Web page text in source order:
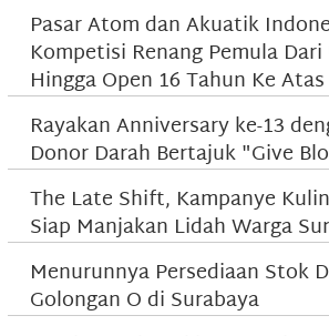
Pasar Atom dan Akuatik
Kompetisi Renang Pemula
Hingga Open 16 Tahun Ke Atas
Rayakan Anniversary ke-13
Donor Darah Bertajuk "Give
The Late Shift, Kampanye
Siap Manjakan Lidah Warga
Menurunnya Persediaan Stok
Golongan O di Surabaya